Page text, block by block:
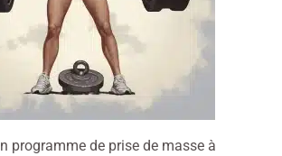
programme de prise de masse à